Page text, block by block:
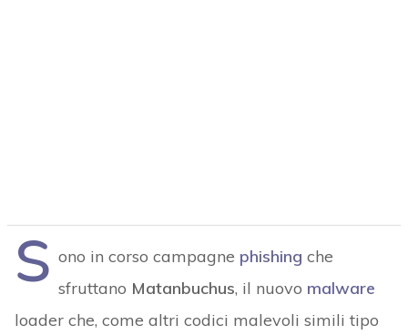
S ono in corso campagne phishing che
sfruttano Matanbuchus, il nuovo malware
loader che, come altri codici malevoli simili tipo